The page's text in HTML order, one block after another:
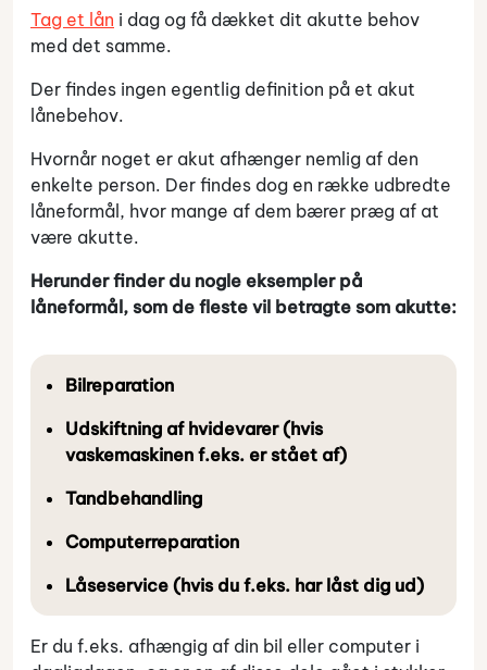
Tag et lån i dag og få dækket dit akutte behov
med det samme.
Der findes ingen egentlig definition på et akut
lånebehov.
Hvornår noget er akut afhænger nemlig af den
enkelte person. Der findes dog en række udbredte
låneformål, hvor mange af dem bærer præg af at
være akutte.
Herunder finder du nogle eksempler på
låneformål, som de fleste vil betragte som akutte:
Bilreparation
Udskiftning af hvidevarer (hvis
vaskemaskinen f.eks. er stået af)
Tandbehandling
Computerreparation
Låseservice (hvis du f.eks. har låst dig ud)
Er du f.eks. afhængig af din bil eller computer i